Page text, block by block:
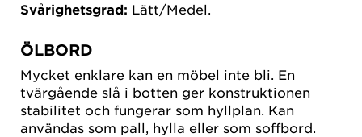
Svårighetsgrad: Lätt/Medel.
ÖLBORD
Mycket enklare kan en möbel inte bli. En
tvärgående slå i botten ger konstruktionen
stabilitet och fungerar som hyllplan. Kan
användas som pall, hylla eller som soffbord.